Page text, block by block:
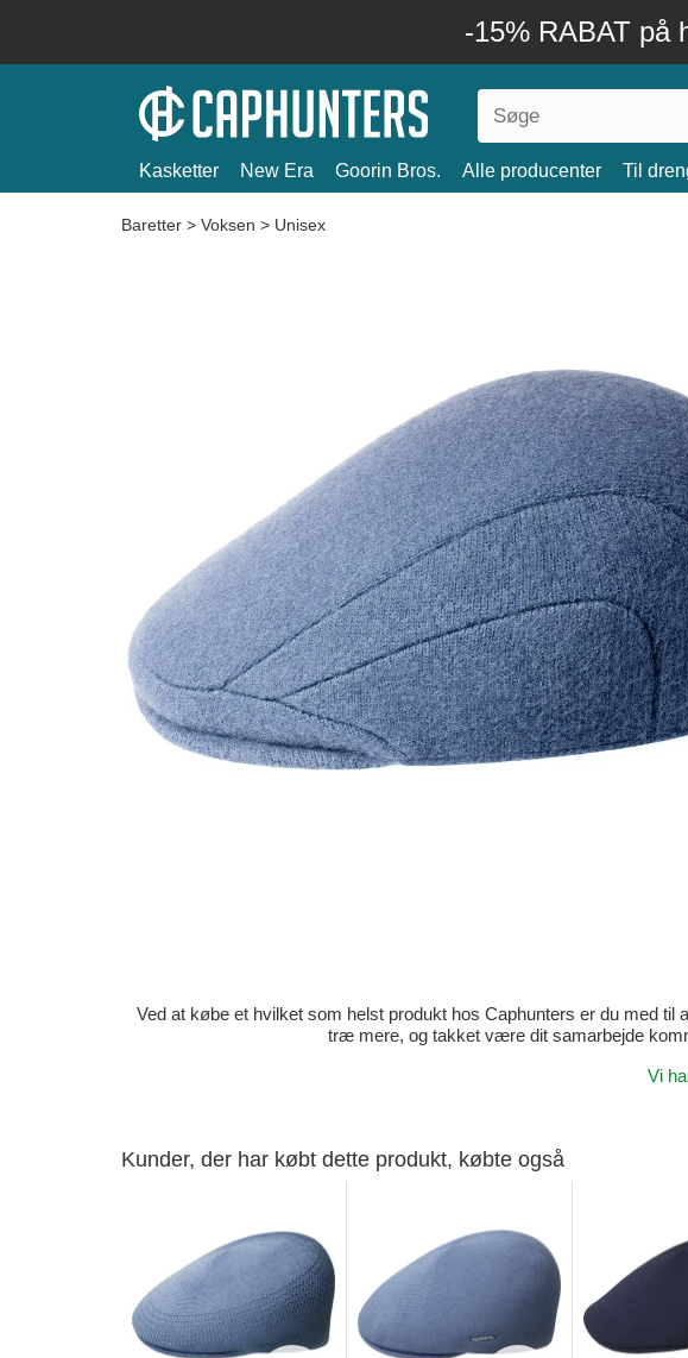
-15% RABAT på
Kasketter New Era Goorin Bros. Alle producenter Til
Baretter > Voksen > Unisex
Ved at købe et hvilket som helst produkt hos Caphunters er du med
træ mere, og takket være dit samarbejde
Vi
Kunder, der har købt dette produkt, købte også